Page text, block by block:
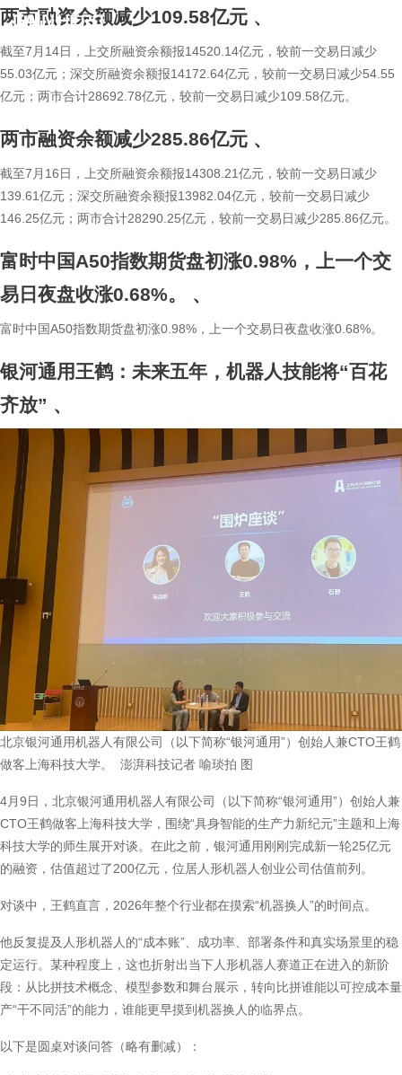
两市融资余额减少109.58亿元 、
截至7月14日，上交所融资余额报14520.14亿元，较前一交易日减少
55.03亿元；深交所融资余额报14172.64亿元，较前一交易日减少54.55
亿元；两市合计28692.78亿元，较前一交易日减少109.58亿元。
两市融资余额减少285.86亿元 、
截至7月16日，上交所融资余额报14308.21亿元，较前一交易日减少
139.61亿元；深交所融资余额报13982.04亿元，较前一交易日减少
146.25亿元；两市合计28290.25亿元，较前一交易日减少285.86亿元。
富时中国A50指数期货盘初涨0.98%，上一个交
易日夜盘收涨0.68%。
、
富时中国A50指数期货盘初涨0.98%，上一个交易日夜盘收涨0.68%。
银河通用王鹤：未来五年，机器人技能将“百花
齐放” 、
北京银河通用机器人有限公司（以下简称“银河通用”）创始人兼CTO王鹤
做客上海科技大学。 澎湃科技记者 喻琰拍 图
4月9日，北京银河通用机器人有限公司（以下简称“银河通用”）创始人兼
CTO王鹤做客上海科技大学，围绕“具身智能的生产力新纪元”主题和上海
科技大学的师生展开对谈。在此之前，银河通用刚刚完成新一轮25亿元
的融资，估值超过了200亿元，位居人形机器人创业公司估值前列。
对谈中，王鹤直言，2026年整个行业都在摸索“机器换人”的时间点。
他反复提及人形机器人的“成本账”、成功率、部署条件和真实场景里的稳
定运行。某种程度上，这也折射出当下人形机器人赛道正在进入的新阶
段：从比拼技术概念、模型参数和舞台展示，转向比拼谁能以可控成本量
产“干不同活”的能力，谁能更早摸到机器换人的临界点。
以下是圆桌对谈问答（略有删减）：